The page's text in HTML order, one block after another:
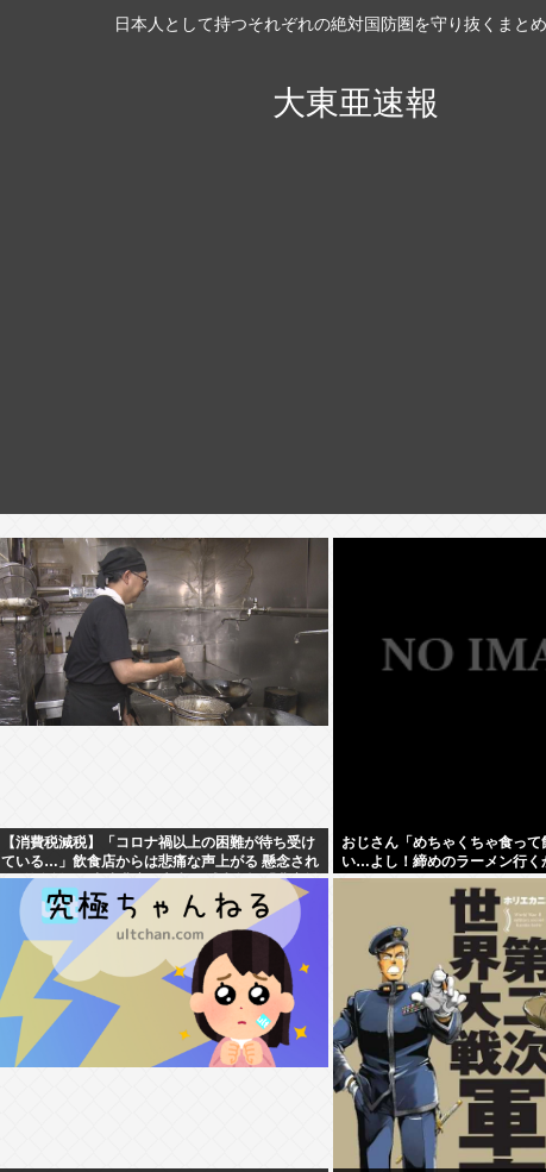
日本人として持つそれぞれの絶対国防圏を守り抜くまと
大東亜速報
【消費税減税】「コロナ禍以上の困難が待ち受け
ている…」飲食店からは悲痛な声上がる 懸念され
る”外食離れ” 中小農家は収入の減少危惧「農家離
れに拍車が…」
おじさん「めちゃくちゃ食っ
い…よし！締めのラーメン行く
しないの？